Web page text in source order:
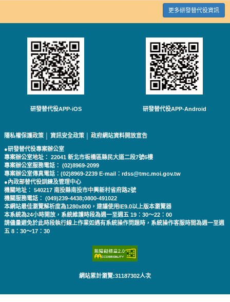
更多研發替代役資訊
研發替代役APP-iOS 研發替代役APP-Android
隱私權保護政策 資訊安全政策 政府網站資料開放宣告
●研發替代役專案辦公室
專案辦公室地址： 22041 新北市板橋區縣民大道二段7號6樓
專案辦公室服務電話： (02)8969-2099
專案辦公室傳真電話：(02)8969-2239 E-mail：rdss@tmc.moi.gov.tw
●內政部替代役訓練及管理中心
機關地址： 540217 南投縣南投市中興新村省府路2號
機關服務電話： (049)239-4438;0800-491022
本網站最佳瀏覽解析度為1280x800，建議使用IE9.0以上版本瀏覽器
本系統為24小時開放，系統維護時段為週一至週五 19：30～22：00
請儘量避免於此時段執行線上作業如遇有系統操作問題時，系統操作客服時間為週一至週
五 8：30～17：30
網站累計瀏覽:31187302人次